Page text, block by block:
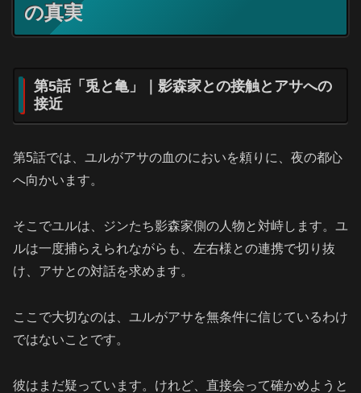
の真実
第5話「兎と亀」｜影森家との接触とアサへの
接近
第5話では、ユルがアサの血のにおいを頼りに、夜の都心
へ向かいます。
そこでユルは、ジンたち影森家側の人物と対峙します。ユ
ルは一度捕らえられながらも、左右様との連携で切り抜
け、アサとの対話を求めます。
ここで大切なのは、ユルがアサを無条件に信じているわけ
ではないことです。
彼はまだ疑っています。けれど、直接会って確かめようと